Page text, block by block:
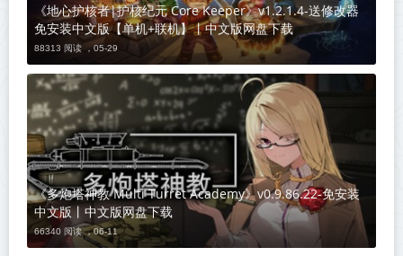
《地心护核者|护核纪元 Core Keeper》v1.2.1.4-送修改器
免安装中文版【单机+联机】丨中文版网盘下载
88313 阅读 ，05-29
《多炮塔神教 Multi Turret Academy》v0.9.86.22-免安装
中文版丨中文版网盘下载
66340 阅读 ，06-11